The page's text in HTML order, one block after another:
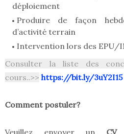
déploiement
Produire de façon
d’activité terrain
Intervention lors des EPU/
Consulter la liste des
cours..>> https://bit.ly/3uY2I15
Comment postuler?